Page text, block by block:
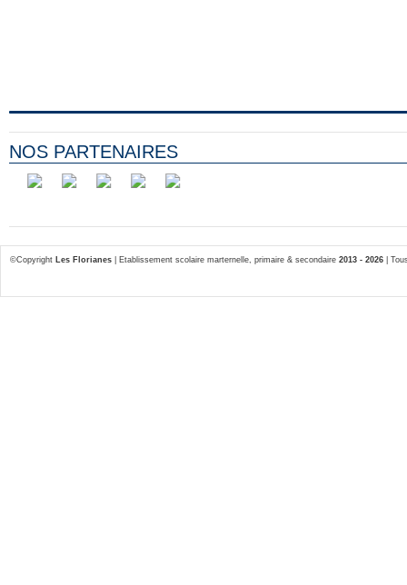
NOS PARTENAIRES
©Copyright Les Florianes | Etablissement scolaire marternelle, primaire & secondaire 2013 - 2026 |